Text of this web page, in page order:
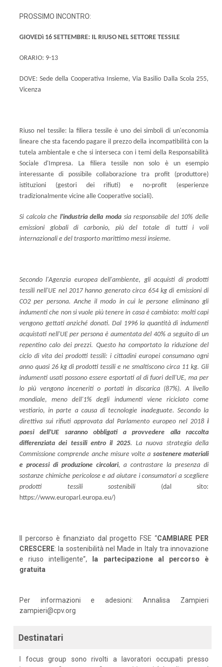
PROSSIMO INCONTRO:
GIOVEDì 16 SETTEMBRE: IL RIUSO NEL SETTORE TESSILE
ORARIO: 9-13
DOVE: Sede della Cooperativa Insieme, Via Basilio Dalla Scola 255,
Vicenza
Riuso nel tessile: la filiera tessile è uno dei simboli di un'economia
lineare che sta facendo pagare il prezzo della incompatibilità con la
tutela ambientale e che si interseca con i temi della Responsabilità
Sociale d'Impresa. La filiera tessile non solo è un esempio
interessante di possibile collaborazione tra profit (produttore)
istituzioni (gestori dei rifiuti) e no-profit (esperienze
tradizionalmente vicine alle Cooperative sociali).
Si calcola che l'industria della moda sia responsabile del 10% delle
emissioni globali di carbonio, più del totale di tutti i voli
internazionali e del trasporto marittimo messi insieme.
Secondo l'Agenzia europea dell'ambiente, gli acquisti di prodotti
tessili nell'UE nel 2017 hanno generato circa 654 kg di emissioni di
CO2 per persona. Anche il modo in cui le persone eliminano gli
indumenti che non si vuole più tenere in casa è cambiato: molti capi
vengono gettati anziché donati. Dal 1996 la quantità di indumenti
acquistati nell'UE per persona è aumentata del 40% a seguito di un
repentino calo dei prezzi. Questo ha comportato la riduzione del
ciclo di vita dei prodotti tessili: i cittadini europei consumano ogni
anno quasi 26 kg di prodotti tessili e ne smaltiscono circa 11 kg. Gli
indumenti usati possono essere esportati al di fuori dell'UE, ma per
lo più vengono inceneriti o portati in discarica (87%). A livello
mondiale, meno dell'1% degli indumenti viene riciclato come
vestiario, in parte a causa di tecnologie inadeguate. Secondo la
direttiva sui rifiuti approvata dal Parlamento europeo nel 2018 i
paesi dell'UE saranno obbligati a provvedere alla raccolta
differenziata dei tessili entro il 2025. La nuova strategia della
Commissione comprende anche misure volte a sostenere materiali
e processi di produzione circolari, a contrastare la presenza di
sostanze chimiche pericolose e ad aiutare i consumatori a scegliere
prodotti tessili sostenibili (dal sito:
https://www.europarl.europa.eu/)
Il percorso è finanziato dal progetto FSE “CAMBIARE PER
CRESCERE: la sostenibilità nel Made in Italy tra innovazione
e riuso intelligente”,
la partecipazione al percorso è
gratuita
Per informazioni e adesioni: Annalisa Zampieri
zampieri@cpv.org
Destinatari
I focus group sono rivolti a lavoratori occupati presso